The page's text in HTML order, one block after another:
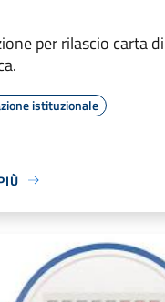
per rilascio carta
istituzionale